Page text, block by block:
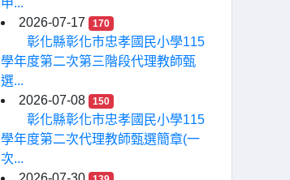
申...
2026-07-17
170
彰化縣彰化市忠孝國民小學115
學年度第二次第三階段代理教師甄
選...
2026-07-08
150
彰化縣彰化市忠孝國民小學115
學年度第二次代理教師甄選簡章(一
次...